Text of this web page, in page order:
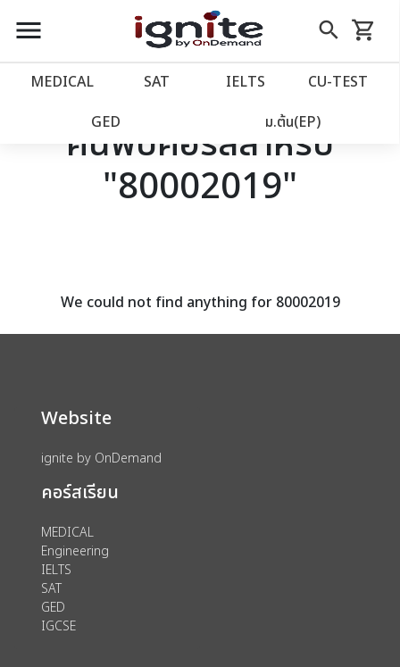
close
account_balance หน้าแรก
เว็บไซต์อิกไนท์
โปรโมชั่น
assignment ลงทะเบียน
menu search
Skip
to
shopping_cart
รถเข็น
MEDICAL SAT IELTS CU‑TEST
GED ม.ต้น(EP)
ค้นพบคอร์สสำหรับ
"80002019"
We could not find anything for 80002019
Website
ignite by OnDemand
คอร์สเรียน
MEDICAL
Engineering
IELTS
SAT
GED
IGCSE